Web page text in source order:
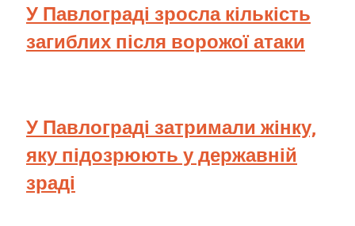
У Павлограді зросла кількість
загиблих після ворожої атаки
У Павлограді затримали жінку,
яку підозрюють у державній
зраді